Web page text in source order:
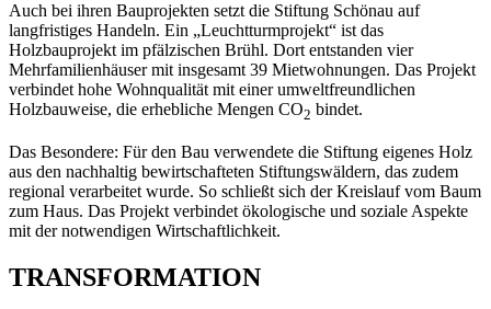
Auch bei ihren Bauprojekten setzt die Stiftung Schönau auf
langfristiges Handeln. Ein „Leuchtturmprojekt“ ist das
Holzbauprojekt im pfälzischen Brühl. Dort entstanden vier
Mehrfamilienhäuser mit insgesamt 39 Mietwohnungen. Das Projekt
verbindet hohe Wohnqualität mit einer umweltfreundlichen
Holzbauweise, die erhebliche Mengen CO2 bindet.
Das Besondere: Für den Bau verwendete die Stiftung eigenes Holz
aus den nachhaltig bewirtschafteten Stiftungswäldern, das zudem
regional verarbeitet wurde. So schließt sich der Kreislauf vom Baum
zum Haus. Das Projekt verbindet ökologische und soziale Aspekte
mit der notwendigen Wirtschaftlichkeit.
TRANSFORMATION